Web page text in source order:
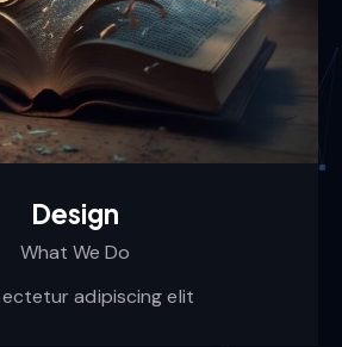
Design
What We Do
adipiscing elit